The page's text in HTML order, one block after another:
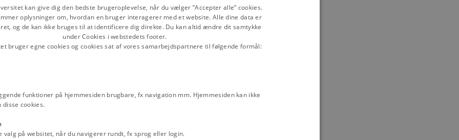
affødte en tilstand af moralsk
morgenblade at dække
Den store Sædelighedssag.
idømt mellem otte måneders og
sidste, Carl Hansen, blev
Samtidig blev fem
ernæret sig ved mandlig
af straffelovens § 177
Diskussion af straffelovens forhold til
homoseksualitet på Dansk
Kriminalistforenings Aarsmøde, 17. oktober
1907
4 ('Den grimme lov'), 17. juni 1961
Helmer Fogedgaard: 'Avis-Løgnene
kan give dig den bedste brugeroplevelse, når du vælger ”Accepter alle” cookies.
oplysninger om, hvordan en bruger interagerer med et website. Alle dine data er
og de kan ikke bruges til at identificere dig direkte. Du kan altid ændre dit samtykke
under Cookies i webstedets footer.
bruger egne cookies og cookies sat af vores samarbejdspartnere til følgende formål:
funktioner på hjemmesiden brugbare, fx navigation mm. Hjemmesiden kan ikke
disse cookies.
valg på websitet, når du navigerer rundt, fx sprog eller login.